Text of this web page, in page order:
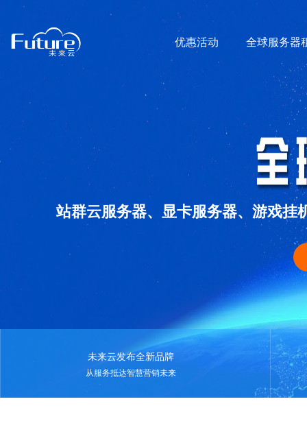
优惠活动 全球服务器
站群云服务器、显卡服务器、游戏
未来云发布全新品牌
从服务抵达智慧营销未来